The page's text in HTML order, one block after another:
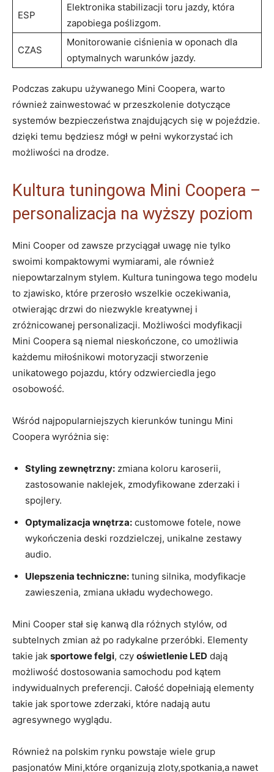
ESP
Elektronika stabilizacji toru jazdy, która
zapobiega poślizgom.
CZAS
Monitorowanie ciśnienia w oponach dla
optymalnych warunków jazdy.
Podczas zakupu używanego Mini Coopera, warto
również zainwestować w przeszkolenie dotyczące
systemów bezpieczeństwa znajdujących się w pojeździe.
dzięki temu będziesz mógł w pełni wykorzystać ich
możliwości na drodze.
Kultura tuningowa Mini Coopera –
personalizacja na wyższy poziom
Mini Cooper od zawsze przyciągał uwagę nie tylko
swoimi kompaktowymi wymiarami, ale również
niepowtarzalnym stylem. Kultura tuningowa tego modelu
to zjawisko, które przerosło wszelkie oczekiwania,
otwierając drzwi do niezwykle kreatywnej i
zróżnicowanej personalizacji. Możliwości modyfikacji
Mini Coopera są niemal nieskończone, co umożliwia
każdemu miłośnikowi motoryzacji stworzenie
unikatowego pojazdu, który odzwierciedla jego
osobowość.
Wśród najpopularniejszych kierunków tuningu Mini
Coopera wyróżnia się:
Styling zewnętrzny: zmiana koloru karoserii,
zastosowanie naklejek, zmodyfikowane zderzaki i
spojlery.
Optymalizacja wnętrza: customowe fotele, nowe
wykończenia deski rozdzielczej, unikalne zestawy
audio.
Ulepszenia techniczne: tuning silnika, modyfikacje
zawieszenia, zmiana układu wydechowego.
Mini Cooper stał się kanwą dla różnych stylów, od
subtelnych zmian aż po radykalne przeróbki. Elementy
takie jak sportowe felgi, czy oświetlenie LED dają
możliwość dostosowania samochodu pod kątem
indywidualnych preferencji. Całość dopełniają elementy
takie jak sportowe zderzaki, które nadają autu
agresywnego wyglądu.
Również na polskim rynku powstaje wiele grup
pasjonatów Mini,które organizują zloty,spotkania,a nawet